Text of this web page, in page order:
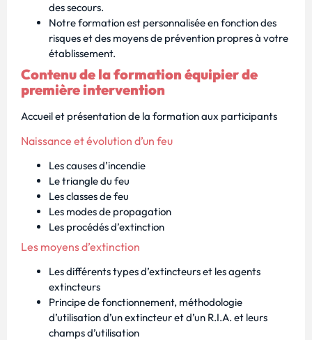
des secours.
Notre formation est personnalisée en fonction des
risques et des moyens de prévention propres à votre
établissement.
Contenu de la formation équipier de
première intervention
Accueil et présentation de la formation aux participants
Naissance et évolution d’un feu
Les causes d’incendie
Le triangle du feu
Les classes de feu
Les modes de propagation
Les procédés d’extinction
Les moyens d’extinction
Les différents types d’extincteurs et les agents
extincteurs
Principe de fonctionnement, méthodologie
d’utilisation d’un extincteur et d’un R.I.A. et leurs
champs d’utilisation